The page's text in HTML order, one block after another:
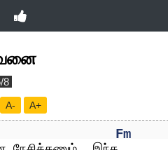
8
A- A+
Fm